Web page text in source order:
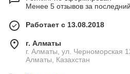
Менее 5 отзывов за
Работает с 13.08.2018
г. Алматы
г. Алматы, ул. Черноморская
Алматы, Казахстан